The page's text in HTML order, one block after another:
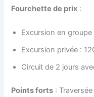
Fourchette de prix :
Excursion en
Excursion privée :
Circuit de 2 jours
Points forts :